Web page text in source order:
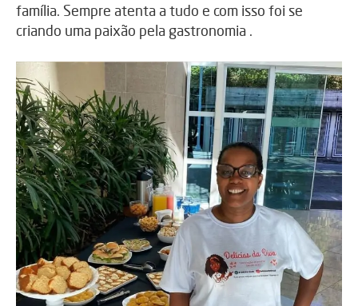
família. Sempre atenta a tudo e com isso foi se
criando uma paixão pela gastronomia .